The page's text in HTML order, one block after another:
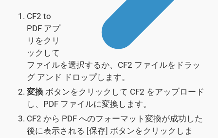
CF2 to
PDF アプ
リをクリ
ックして
ファイルを選択するか、CF2 ファイルをドラッ
グ アンド ドロップします。
変換 ボタンをクリックして CF2 をアップロード
し、PDF ファイルに変換します。
CF2 から PDF へのフォーマット変換が成功した
後に表示される [保存] ボタンをクリックしま